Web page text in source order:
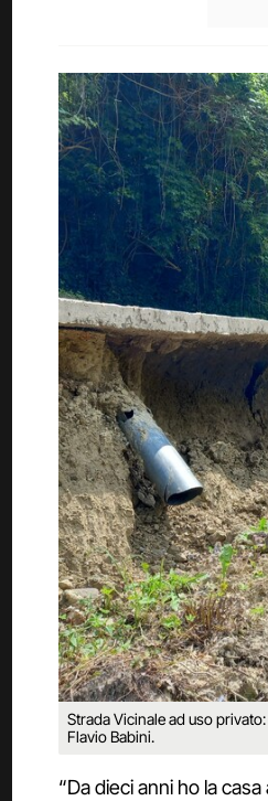
Strada Vicinale ad uso
Flavio Babini.
“Da dieci anni ho la